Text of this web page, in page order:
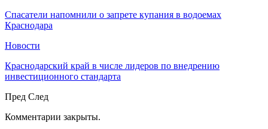
Спасатели напомнили о запрете купания в водоемах
Краснодара
Новости
Краснодарский край в числе лидеров по внедрению
инвестиционного стандарта
Пред След
Комментарии закрыты.